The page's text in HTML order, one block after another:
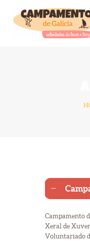
Campamento
Xeral de
Voluntariado